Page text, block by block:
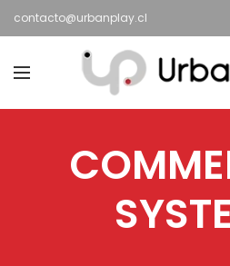
contacto@urbanplay.cl